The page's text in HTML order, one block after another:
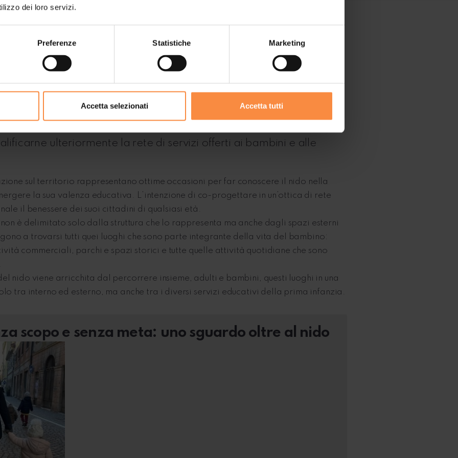
dei loro servizi.
Preferenze Statistiche Marketing
Accetta selezionati Accetta tutti
accompagnala crescita e
d’infanzia
ulteriormente la rete di servizi offerti ai bambini e alle
sul territorio rappresentano ottime occasioni per far conoscere il nido nella
la sua valenza educativa. L’intenzione di co-progettare in un’ottica di rete
il benessere dei suoi cittadini di qualsiasi età.
è delimitato solo dalla struttura che lo rappresenta ma anche dagli spazi esterni
a trovarsi tutti quei luoghi che sono parte integrante della vita del bambino:
commerciali, parchi e spazi storici e tutte quelle attività quotidiane che sono
nido viene arricchita dal percorrere insieme, adulti e bambini, questi luoghi in una
tra interno ed esterno, ma anche tra i diversi servizi educativi della prima infanzia.
scopo e senza meta: uno sguardo oltre al nido